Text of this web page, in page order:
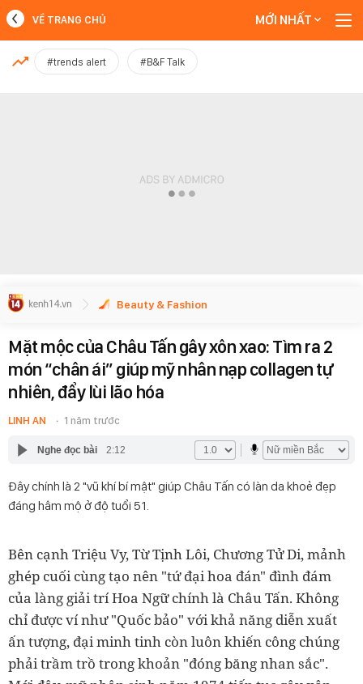
MỚI NHẤT
VỀ TRANG CHỦ MỚI NHẤT
#trends alert #B&F Talk
Beauty & Fashion
Mặt mộc của Châu Tấn gây xôn xao: Tìm ra 2
món “chân ái” giúp mỹ nhân nạp collagen tự
nhiên, đẩy lùi lão hóa
LINH AN 1 năm trước
Nghe đọc bài 2:12
Đây chính là 2 "vũ khí bí mật" giúp Châu Tấn có làn da khoẻ đẹp
đáng hâm mộ ở độ tuổi 51.
Bên cạnh Triệu Vy, Từ Tịnh Lôi, Chương Tử Di, mảnh
ghép cuối cùng tạo nên "tứ đại hoa đán" đình đám
của làng giải trí Hoa Ngữ chính là Châu Tấn. Không
chỉ được ví như "Quốc bảo" với khả năng diễn xuất
ấn tượng, đại minh tinh còn luôn khiến công chúng
phải trầm trồ trong khoản "đóng băng nhan sắc".